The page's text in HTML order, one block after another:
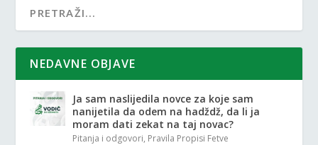
NEDAVNE OBJAVE
Ja sam naslijedila novce za koje sam
nanijetila da odem na hadždž, da li ja
moram dati zekat na taj novac?
Pitanja i odgovori, Pravila Propisi Fetve